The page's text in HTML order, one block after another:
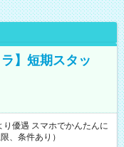
】短期スタッ
優遇 スマホでかんたんに
、条件あり）